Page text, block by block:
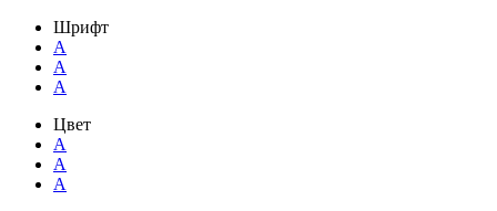
Шрифт
A
A
A
Цвет
A
A
A